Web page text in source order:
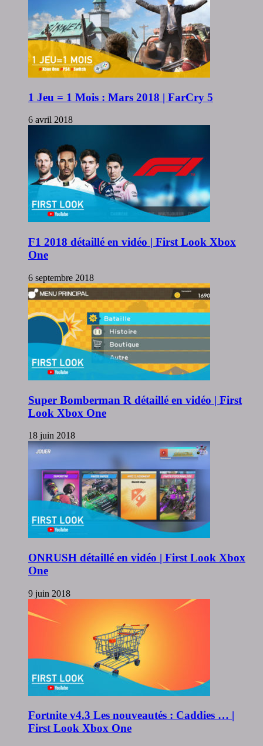
1 Jeu = 1 Mois : Mars 2018 | FarCry 5
6 avril 2018
F1 2018 détaillé en vidéo | First Look Xbox
One
6 septembre 2018
Super Bomberman R détaillé en vidéo | First
Look Xbox One
18 juin 2018
ONRUSH détaillé en vidéo | First Look Xbox
One
9 juin 2018
Fortnite v4.3 Les nouveautés : Caddies … |
First Look Xbox One